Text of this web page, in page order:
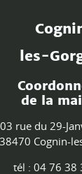
les-
de la
rue du 29-
38470 Cognin-
tél : 04 76 38